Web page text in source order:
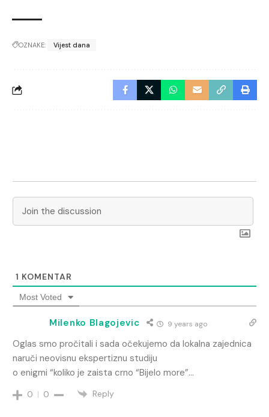
OZNAKE: Vijest dana
1 KOMENTAR
Most Voted
Milenko Blagojevic 9 years ago
Oglas smo pročitali i sada očekujemo da lokalna zajednica
naruči neovisnu ekspertiznu studiju
o enigmi “koliko je zaista crno “Bijelo more”…
0 0 Reply